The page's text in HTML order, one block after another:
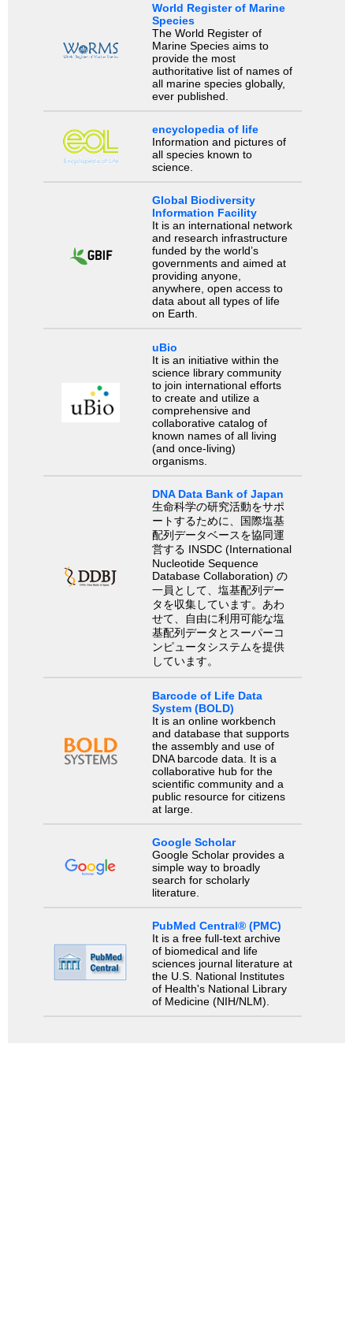
World Register of Marine
Species
The World Register of
Marine Species aims to
provide the most
authoritative list of names of
all marine species globally,
ever published.
encyclopedia of life
Information and pictures of
all species known to
science.
Global Biodiversity
Information Facility
It is an international network
and research infrastructure
funded by the world’s
governments and aimed at
providing anyone,
anywhere, open access to
data about all types of life
on Earth.
uBio
It is an initiative within the
science library community
to join international efforts
to create and utilize a
comprehensive and
collaborative catalog of
known names of all living
(and once-living)
organisms.
DNA Data Bank of Japan
生命科学の研究活動をサポ
ートするために、国際塩基
配列データベースを協同運
営する INSDC (International
Nucleotide Sequence
Database Collaboration) の
一員として、塩基配列デー
タを収集しています。あわ
せて、自由に利用可能な塩
基配列データとスーパーコ
ンピュータシステムを提供
しています。
Barcode of Life Data
System (BOLD)
It is an online workbench
and database that supports
the assembly and use of
DNA barcode data. It is a
collaborative hub for the
scientific community and a
public resource for citizens
at large.
Google Scholar
Google Scholar provides a
simple way to broadly
search for scholarly
literature.
PubMed Central® (PMC)
It is a free full-text archive
of biomedical and life
sciences journal literature at
the U.S. National Institutes
of Health's National Library
of Medicine (NIH/NLM).